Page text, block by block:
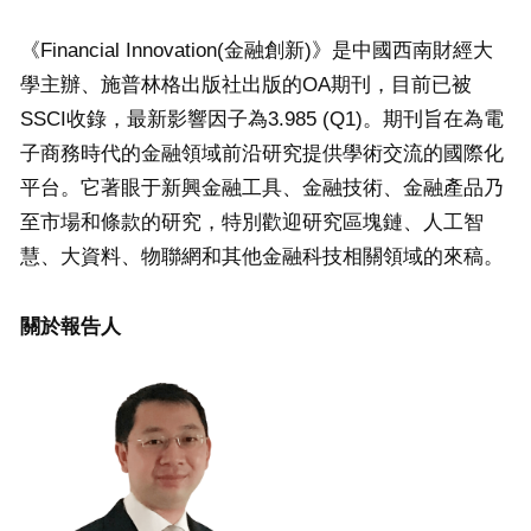
《Financial Innovation(金融創新)》是中國西南財經大
學主辦、施普林格出版社出版的OA期刊，目前已被
SSCI收錄，最新影響因子為3.985 (Q1)。期刊旨在為電
子商務時代的金融領域前沿研究提供學術交流的國際化
平台。它著眼于新興金融工具、金融技術、金融產品乃
至市場和條款的研究，特別歡迎研究區塊鏈、人工智
慧、大資料、物聯網和其他金融科技相關領域的來稿。
關於報告人